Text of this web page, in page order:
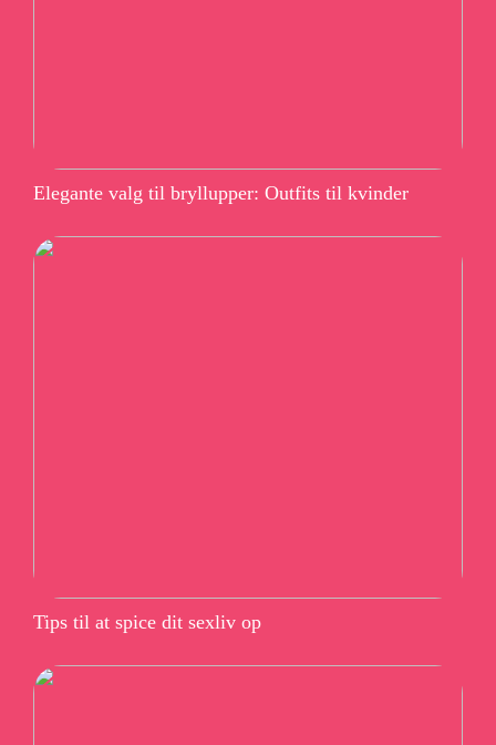
Elegante valg til bryllupper: Outfits til kvinder
Tips til at spice dit sexliv op